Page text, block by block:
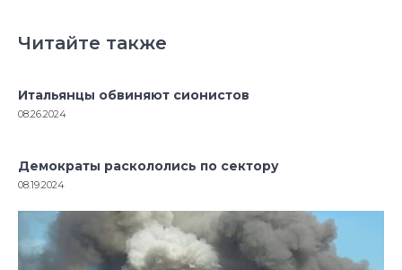
Читайте также
Итальянцы обвиняют сионистов
08.26.2024
Демократы раскололись по сектору
08.19.2024